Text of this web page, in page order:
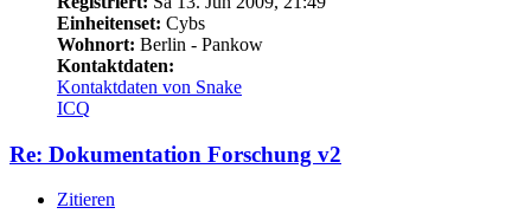
Einheitenset: Cybs
Wohnort: Berlin - Pankow
Kontaktdaten:
Kontaktdaten von Snake
ICQ
Re: Dokumentation Forschung v2
Zitieren